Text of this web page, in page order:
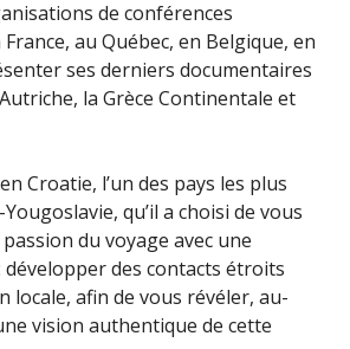
de conférences
au Québec, en Belgique, en
ses derniers documentaires
la Grèce Continentale et
Croatie, l’un des pays les plus
qu’il a choisi de vous
du voyage avec une
des contacts étroits
locale, afin de vous révéler, au-
vision authentique de cette